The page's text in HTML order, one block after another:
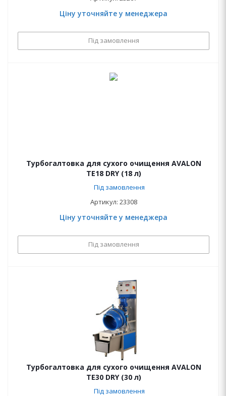
Ціну уточняйте у менеджера
Під замовлення
Турбогалтовка для сухого очищення AVALON
ТЕ18 DRY (18 л)
Під замовлення
Артикул: 23308
Ціну уточняйте у менеджера
Під замовлення
Турбогалтовка для сухого очищення AVALON
ТЕ30 DRY (30 л)
Під замовлення